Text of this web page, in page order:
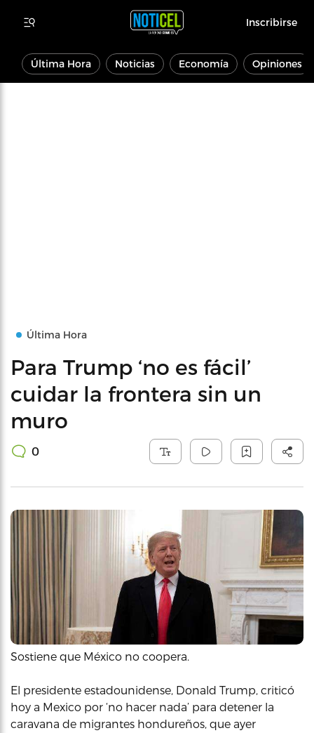
Inscribirse
Última Hora Noticias Economía Opiniones
Última Hora
Para Trump ‘no es fácil’
cuidar la frontera sin un
muro
0
Sostiene que México no coopera.
El presidente estadounidense, Donald Trump, criticó
hoy a Mexico por ‘no hacer nada’ para detener la
caravana de migrantes hondureños, que ayer